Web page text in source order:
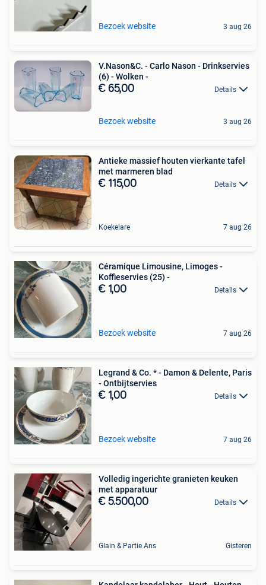
Bezoek website 3 aug 26
V.Nason&C. - Carlo Nason - Drinkservies
(6) - Wolken -
€ 65,00 Details
Bezoek website 3 aug 26
Antieke massief houten vierkante tafel
met marmeren blad
€ 115,00 Details
Koekelare 7 aug 26
Céramique Limousine, Limoges -
Koffieservies (25) -
€ 1,00 Details
Bezoek website 7 aug 26
Legrand & Co. * - Damon & Delente, Paris
- Ontbijtservies
€ 1,00 Details
Bezoek website 7 aug 26
Volledig ingerichte granieten keuken
met apparatuur
€ 5.500,00 Details
Glain & Partie Ans Gisteren